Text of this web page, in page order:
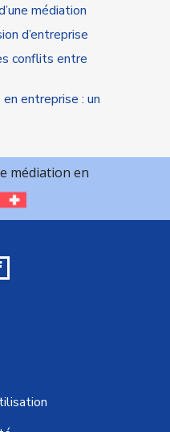
médiation
d’entreprise
conflits entre
entreprise : un
médiation en